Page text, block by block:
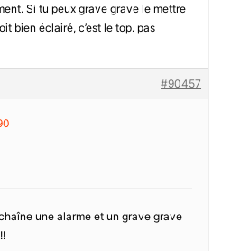
Si tu peux grave grave le mettre
bien éclairé, c’est le top. pas
#90457
une alarme et un grave grave